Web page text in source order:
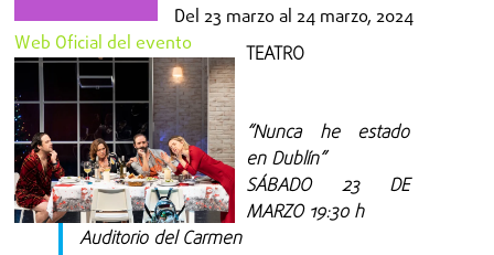
Del23 marzo al24 marzo, 2024
Web Oficial del evento
TEATRO
“Nunca he estado
en Dublín”
SÁBADO 23 DE
MARZO 19:30 h
Auditorio del Carmen